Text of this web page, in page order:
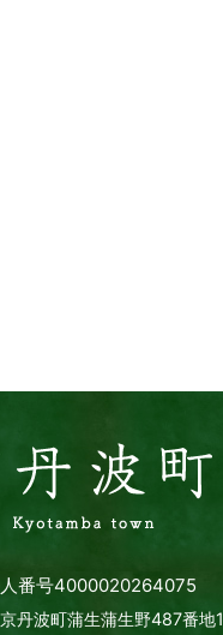
番号4000020264075
丹波町蒲生蒲生野487番地1